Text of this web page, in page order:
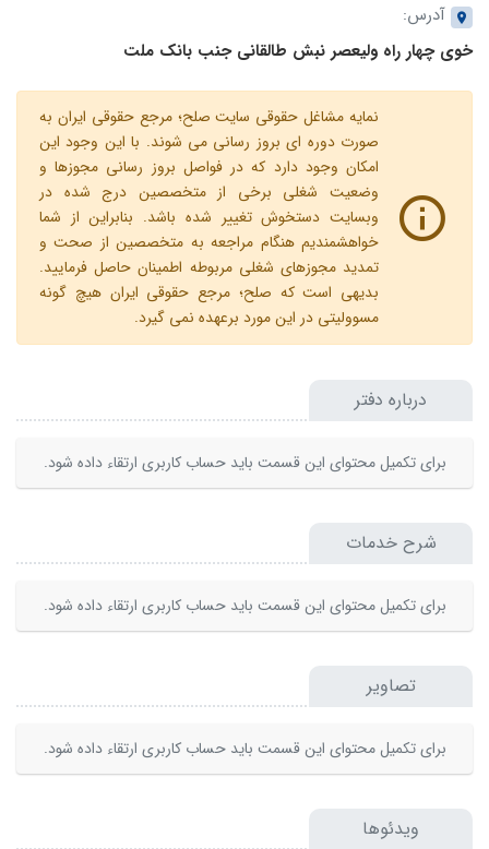
آدرس:
خوی چهار راه ولیعصر نبش طالقانی جنب بانک ملت
نمایه مشاغل حقوقی سایت صلح؛ مرجع حقوقی ایران به
صورت دوره ای بروز رسانی می شوند. با این وجود این
امکان وجود دارد که در فواصل بروز رسانی مجوزها و
وضعیت شغلی برخی از متخصصین درج شده در
وبسایت دستخوش تغییر شده باشد. بنابراین از شما
خواهشمندیم هنگام مراجعه به متخصصین از صحت و
تمدید مجوزهای شغلی مربوطه اطمینان حاصل فرمایید.
بدیهی است که صلح؛ مرجع حقوقی ایران هیچ گونه
مسوولیتی در این مورد برعهده نمی گیرد.
درباره دفتر
برای تکمیل محتوای این قسمت باید حساب کاربری ارتقاء داده شود.
شرح خدمات
برای تکمیل محتوای این قسمت باید حساب کاربری ارتقاء داده شود.
تصاویر
برای تکمیل محتوای این قسمت باید حساب کاربری ارتقاء داده شود.
ویدئوها